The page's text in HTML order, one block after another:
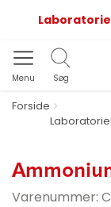
Menu Søg
Forside
Varenummer: